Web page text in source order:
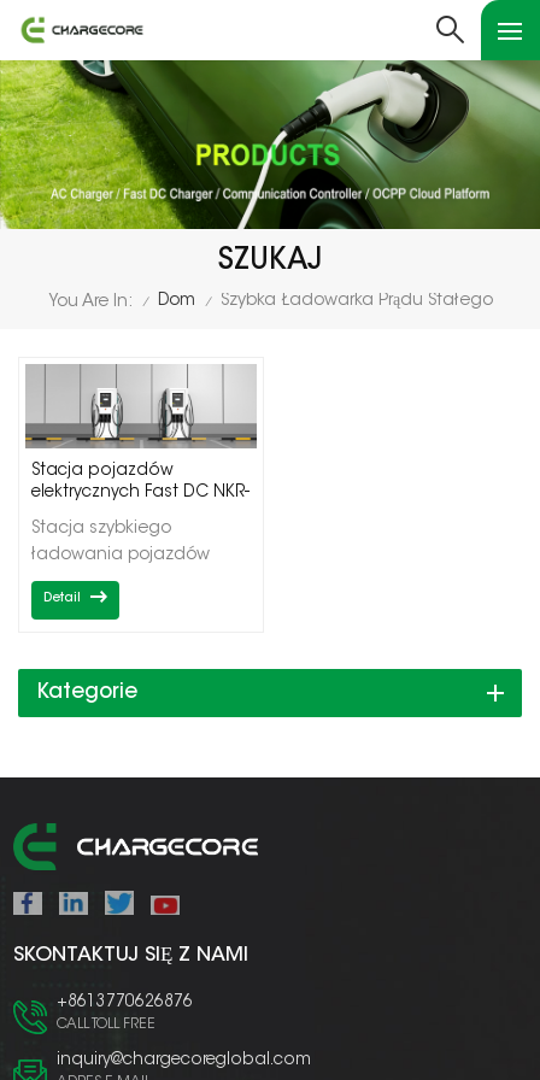
SZUKAJ
You Are In: / Dom / Szybka Ładowarka Prądu Stałego
Stacja pojazdów
elektrycznych Fast DC NKR-
Stacja szybkiego
ładowania pojazdów
elektrycznych DCMoc
Detail
Kategorie
SKONTAKTUJ SIĘ Z NAMI
+8613770626876
CALL TOLL FREE
inquiry@chargecoreglobal.com